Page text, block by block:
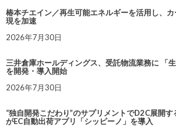
椿本チエイン／再生可能エネルギーを活用し、
現を加速
2026年7月30日
三井倉庫ホールディングス、受託物流業務に 「
を開発・導入開始
2026年7月30日
“独自開発こだわり”のサプリメントでD2C展開す
がEC自動出荷アプリ「シッピーノ」を導入